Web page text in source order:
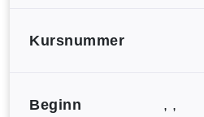
Kursnummer
Beginn
, ,